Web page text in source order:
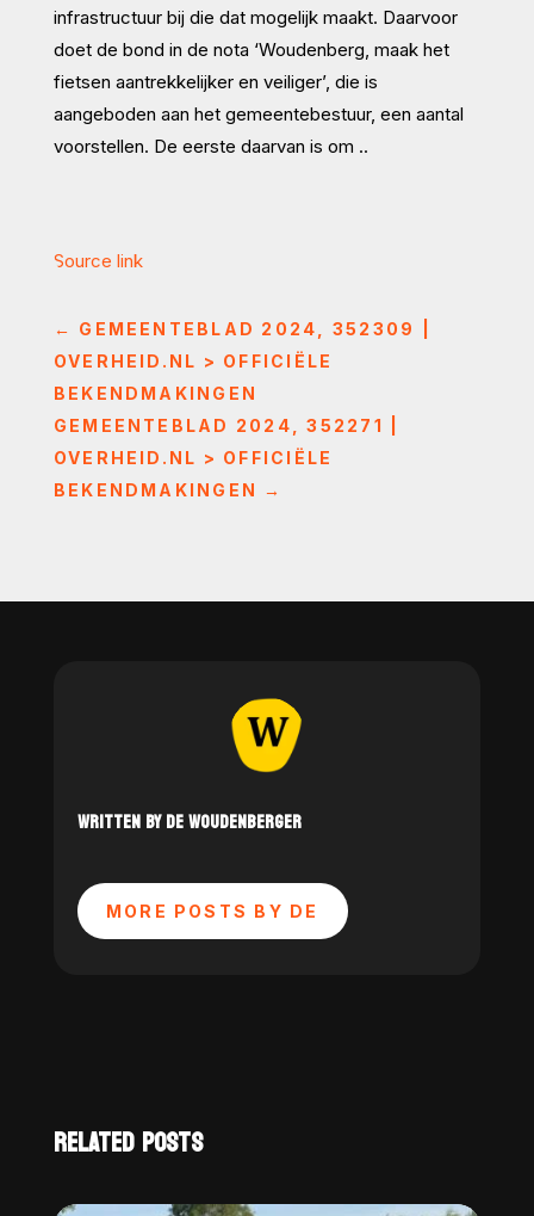
infrastructuur bij die dat mogelijk maakt. Daarvoor
doet de bond in de nota ‘Woudenberg, maak het
fietsen aantrekkelijker en veiliger’, die is
aangeboden aan het gemeentebestuur, een aantal
voorstellen. De eerste daarvan is om ..
Source link
← GEMEENTEBLAD 2024, 352309 |
OVERHEID.NL > OFFICIËLE
BEKENDMAKINGEN
GEMEENTEBLAD 2024, 352271 |
OVERHEID.NL > OFFICIËLE
BEKENDMAKINGEN →
WRITTEN BY DE WOUDENBERGER
MORE POSTS BY DE
RELATED POSTS